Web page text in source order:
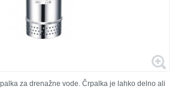
za drenažne vode. Črpalka je lahko delno ali